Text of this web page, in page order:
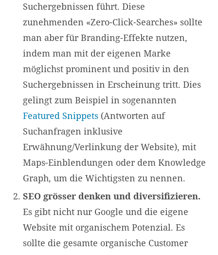
Suchergebnissen führt. Diese
zunehmenden «Zero-Click-Searches» sollte
man aber für Branding-Effekte nutzen,
indem man mit der eigenen Marke
möglichst prominent und positiv in den
Suchergebnissen in Erscheinung tritt. Dies
gelingt zum Beispiel in sogenannten
Featured Snippets(Antworten auf
Suchanfragen inklusive
Erwähnung/Verlinkung der Website), mit
Maps-Einblendungen oder dem Knowledge
Graph, um die Wichtigsten zu nennen.
SEO grösser denken und diversifizieren.
Es gibt nicht nur Google und die eigene
Website mit organischem Potenzial. Es
sollte die gesamte organische Customer